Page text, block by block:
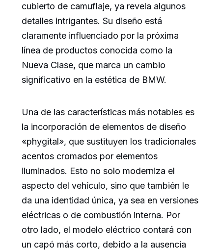
cubierto de camuflaje, ya revela algunos
detalles intrigantes. Su diseño está
claramente influenciado por la próxima
línea de productos conocida como la
Nueva Clase, que marca un cambio
significativo en la estética de BMW.
Una de las características más notables es
la incorporación de elementos de diseño
«phygital», que sustituyen los tradicionales
acentos cromados por elementos
iluminados. Esto no solo moderniza el
aspecto del vehículo, sino que también le
da una identidad única, ya sea en versiones
eléctricas o de combustión interna. Por
otro lado, el modelo eléctrico contará con
un capó más corto, debido a la ausencia